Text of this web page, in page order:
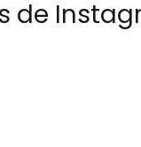
de